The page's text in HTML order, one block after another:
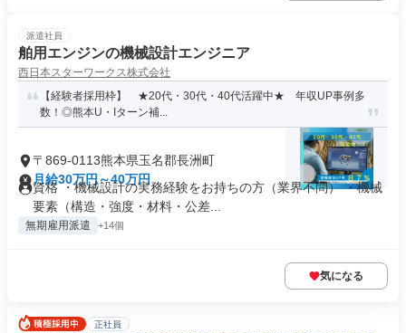
派遣社員
舶用エンジンの機械設計エンジニア
西日本スターワークス株式会社
【経験者採用枠】 ★20代・30代・40代活躍中★ 年収UP事例多
数！◎熊本U・Iターン補...
〒869-0113熊本県玉名郡長洲町
月給30万円～40万円
資格 ・機械設計の実務経験をお持ちの方（業界不問） ・機械
要素（構造・強度・材料・公差...
無期雇用派遣 +14個
気になる
正社員